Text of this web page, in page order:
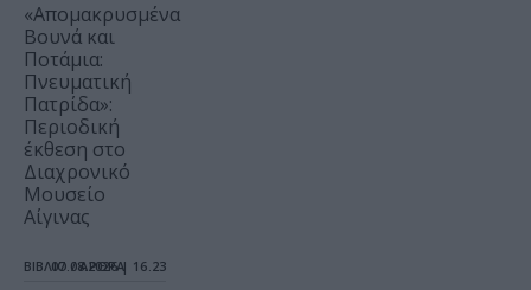
«Απομακρυσμένα
Βουνά και
Ποτάμια:
Πνευματική
Πατρίδα»:
Περιοδική
έκθεση στο
Διαχρονικό
Μουσείο
Αίγινας
ΒΙΒΛΙΟ / ΑΡΘΡΑ
07.08.2026 | 16.23